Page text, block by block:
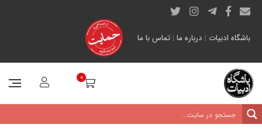
باشگاه ادبیات | درباره ما | تماس با ما
0